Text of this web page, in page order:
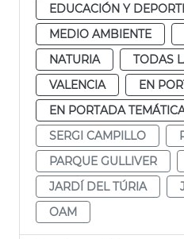
EDUCACIÓN Y
MEDIO AMBIENTE
NATURIA
TODAS
VALENCIA
EN
EN PORTADA
SERGI CAMPILLO
PARQUE GULLIVER
JARDÍ DEL TÚRIA
OAM